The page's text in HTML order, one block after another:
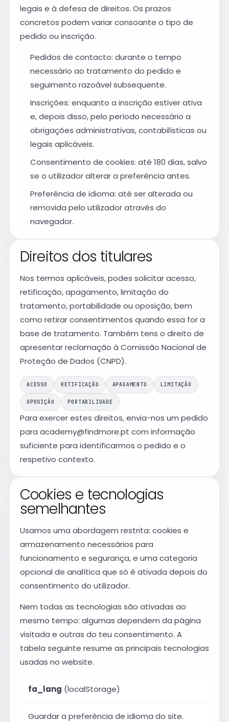
legais e à defesa de direitos. Os prazos
concretos podem variar consoante o tipo de
pedido ou inscrição.
Pedidos de contacto: durante o tempo
necessário ao tratamento do pedido e
seguimento razoável subsequente.
Inscrições: enquanto a inscrição estiver ativa
e, depois disso, pelo período necessário a
obrigações administrativas, contabilísticas ou
legais aplicáveis.
Consentimento de cookies: até 180 dias, salvo
se o utilizador alterar a preferência antes.
Preferência de idioma: até ser alterada ou
removida pelo utilizador através do
navegador.
Direitos dos titulares
Nos termos aplicáveis, podes solicitar acesso,
retificação, apagamento, limitação do
tratamento, portabilidade ou oposição, bem
como retirar consentimentos quando essa for a
base de tratamento. Também tens o direito de
apresentar reclamação à Comissão Nacional de
Proteção de Dados (CNPD).
ACESSO RETIFICAÇÃO APAGAMENTO LIMITAÇÃO
OPOSIÇÃO PORTABILIDADE
Para exercer estes direitos, envia-nos um pedido
para academy@findmore.pt com informação
suficiente para identificarmos o pedido e o
respetivo contexto.
Cookies e tecnologias
semelhantes
Usamos uma abordagem restrita: cookies e
armazenamento necessários para
funcionamento e segurança, e uma categoria
opcional de analítica que só é ativada depois do
consentimento do utilizador.
Nem todas as tecnologias são ativadas ao
mesmo tempo: algumas dependem da página
visitada e outras do teu consentimento. A
tabela seguinte resume as principais tecnologias
usadas no website.
fa_lang (localStorage)
Guardar a preferência de idioma do site.